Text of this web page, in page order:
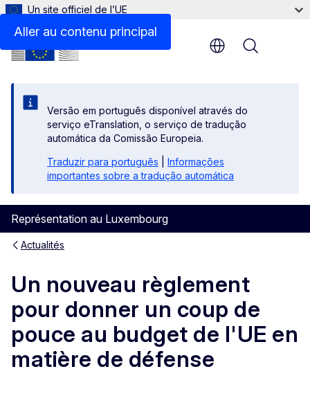
Aller au contenu principal
Un site officiel de l’UE
Versão em português disponível através do
serviço eTranslation, o serviço de tradução
automática da Comissão Europeia.
Traduzir para português
Informações
importantes sobre a tradução automática
Représentation au Luxembourg
Menu
Actualités
Un nouveau règlement
pour donner un coup de
pouce au budget de l'UE en
matière de défense